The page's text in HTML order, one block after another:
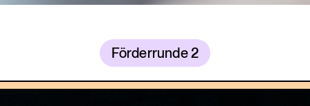
Förderrunde 2